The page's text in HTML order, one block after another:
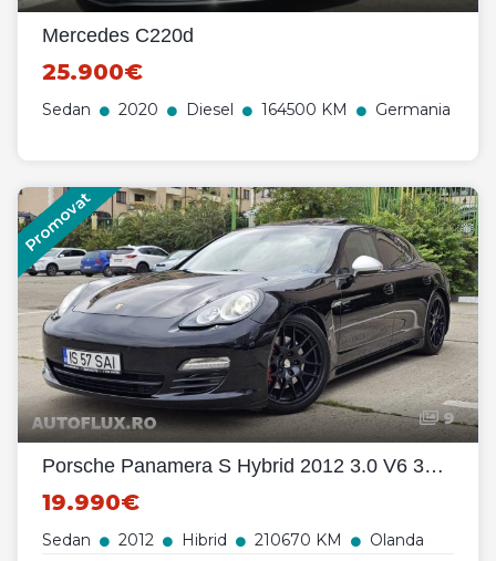
Mercedes C220d
25.900€
Sedan 2020 Diesel 164500 KM Germania
Promovat
9
Porsche Panamera S Hybrid 2012 3.0 V6 380 CP euro 5 automata / RATE
19.990€
Sedan 2012 Hibrid 210670 KM Olanda